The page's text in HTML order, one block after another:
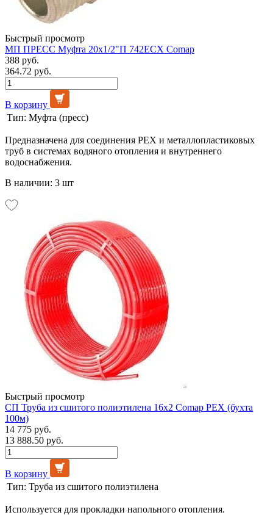
Быстрый просмотр
МП ПРЕСС Муфта 20х1/2"П 742ECX Comap
388 руб.
364.72 руб.
В корзину
Тип: Муфта (пресс)
Предназначена для соединения PEX и металлопластиковых
труб в системах водяного отопления и внутреннего
водоснабжения.
В наличии: 3 шт
Быстрый просмотр
СП Труба из сшитого полиэтилена 16х2 Comap PEX (бухта
100м)
14 775 руб.
13 888.50 руб.
В корзину
Тип: Труба из сшитого полиэтилена
Используется для прокладки напольного отопления.